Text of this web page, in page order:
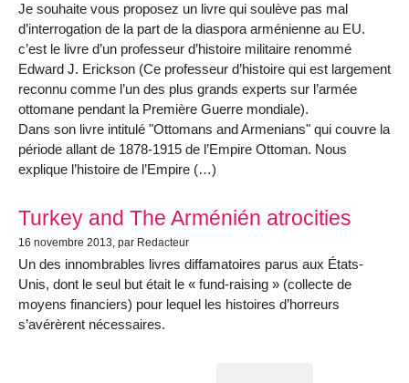
Je souhaite vous proposez un livre qui soulève pas mal
d’interrogation de la part de la diaspora arménienne au EU.
c’est le livre d’un professeur d’histoire militaire renommé
Edward J. Erickson (Ce professeur d’histoire qui est largement
reconnu comme l’un des plus grands experts sur l’armée
ottomane pendant la Première Guerre mondiale).
Dans son livre intitulé "Ottomans and Armenians" qui couvre la
période allant de 1878-1915 de l’Empire Ottoman. Nous
explique l’histoire de l’Empire (…)
Turkey and The Arménién atrocities
16 novembre 2013, par Redacteur
Un des innombrables livres diffamatoires parus aux États-
Unis, dont le seul but était le « fund-raising » (collecte de
moyens financiers) pour lequel les histoires d’horreurs
s’avérèrent nécessaires.